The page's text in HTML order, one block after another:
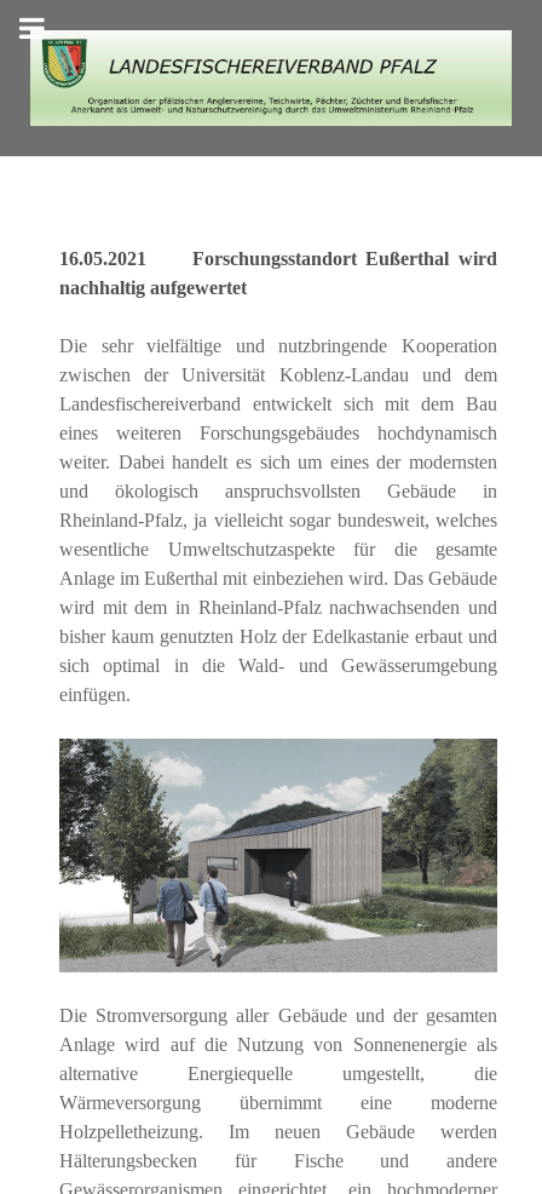
16.05.2021 Forschungsstandort Eußerthal wird
nachhaltig aufgewertet
Die sehr vielfältige und nutzbringende Kooperation
zwischen der Universität Koblenz-Landau und dem
Landesfischereiverband entwickelt sichmit dem Bau
eines weiteren Forschungsgebäudes hochdynamisch
weiter. Dabei handelt es sich um eines der modernsten
und ökologisch anspruchsvollsten Gebäude in
Rheinland-Pfalz, ja vielleicht sogar bundesweit, welches
wesentliche Umweltschutzaspekte für die gesamte
Anlage im Eußerthal mit einbeziehen wird. Das Gebäude
wird mit dem in Rheinland-Pfalz nachwachsenden und
bisher kaum genutzten Holz der Edelkastanie erbaut und
sich optimal in die Wald- und Gewässerumgebung
einfügen.
Die Stromversorgung aller Gebäude und der gesamten
Anlage wird auf die Nutzung von Sonnenenergie als
alternative Energiequelle umgestellt, die
Wärmeversorgung übernimmt eine moderne
Holzpelletheizung. Im neuen Gebäude werden
Hälterungsbecken für Fische und andere
Gewässerorganismen eingerichtet, ein hochmoderner